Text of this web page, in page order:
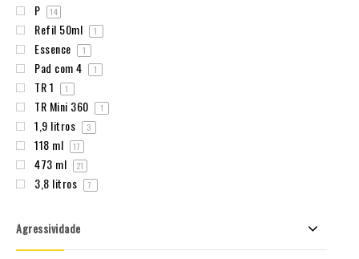
P 14
Refil 50ml 1
Essence 1
Pad com 4 1
TR 1 1
TR Mini 360 1
1,9 litros 3
118 ml 17
473 ml 21
3,8 litros 7
Agressividade